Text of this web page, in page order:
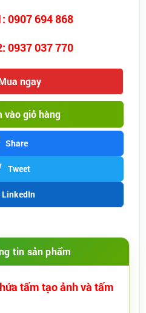
0907 694 868
0937 037 770
ngay
vào giỏ hàng
Share
Tweet
LinkedIn
tin sản phẩm
tấm tạo ảnh và tấm